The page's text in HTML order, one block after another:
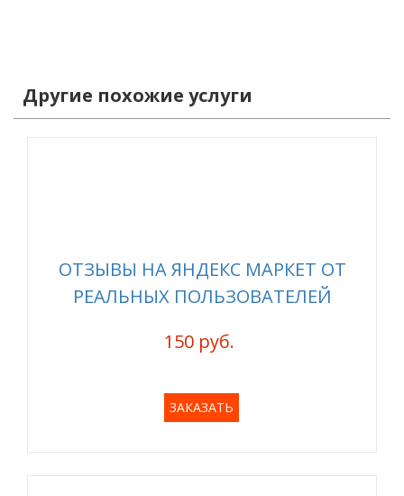
Другие похожие услуги
ОТЗЫВЫ НА ЯНДЕКС МАРКЕТ ОТ
РЕАЛЬНЫХ ПОЛЬЗОВАТЕЛЕЙ
150 руб.
ЗАКАЗАТЬ